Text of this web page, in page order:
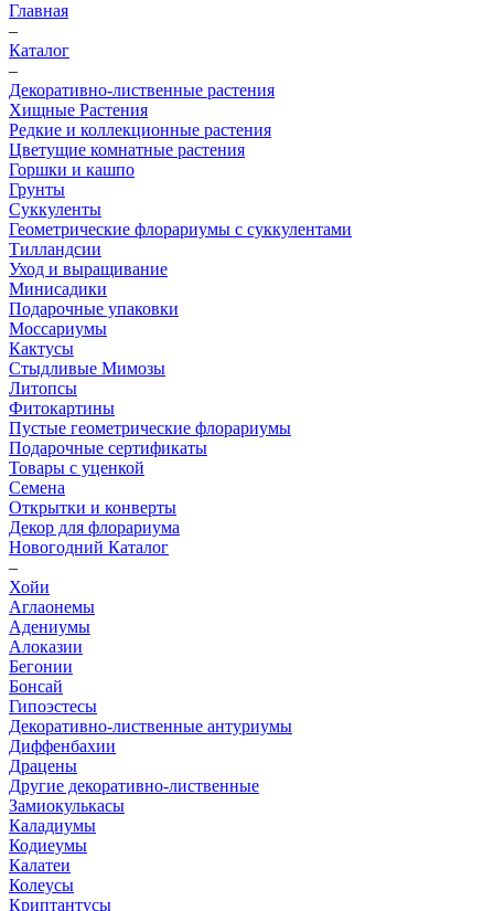
Главная
–
Каталог
–
Декоративно-лиственные растения
Хищные Растения
Редкие и коллекционные растения
Цветущие комнатные растения
Горшки и кашпо
Грунты
Суккуленты
Геометрические флорариумы с суккулентами
Тилландсии
Уход и выращивание
Минисадики
Подарочные упаковки
Моссариумы
Кактусы
Стыдливые Мимозы
Литопсы
Фитокартины
Пустые геометрические флорариумы
Подарочные сертификаты
Товары с уценкой
Семена
Открытки и конверты
Декор для флорариума
Новогодний Каталог
–
Хойи
Аглаонемы
Адениумы
Алоказии
Бегонии
Бонсай
Гипоэстесы
Декоративно-лиственные антуриумы
Диффенбахии
Драцены
Другие декоративно-лиственные
Замиокулькасы
Каладиумы
Кодиеумы
Калатеи
Колеусы
Криптантусы